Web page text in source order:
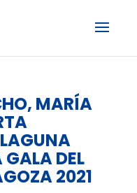
MARÍA
GALA DEL
2021